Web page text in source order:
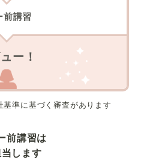
前講習
ー！
準に基づく審査があります
前講習は
します